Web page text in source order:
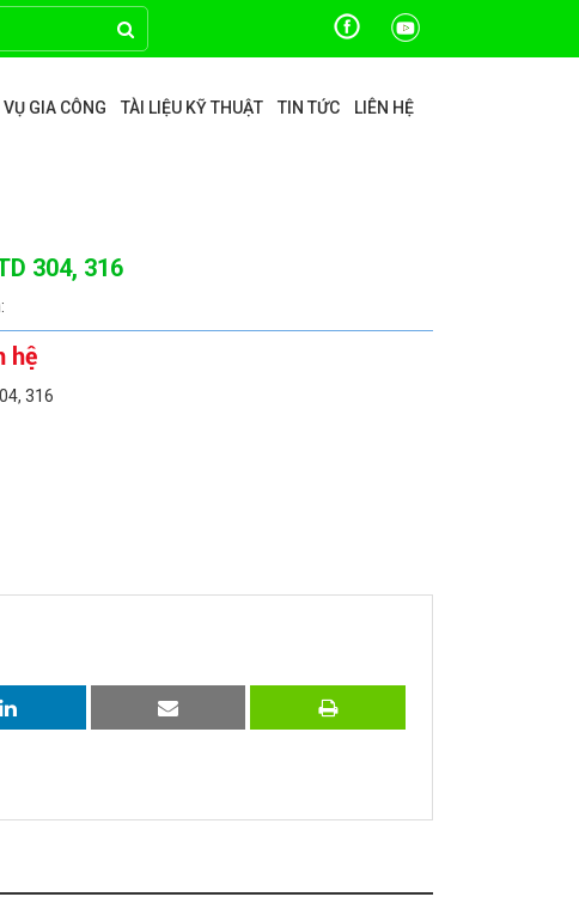
VỤ GIA CÔNG TÀI LIỆU KỸ THUẬT TIN TỨC LIÊN HỆ
304, 316
hệ
316